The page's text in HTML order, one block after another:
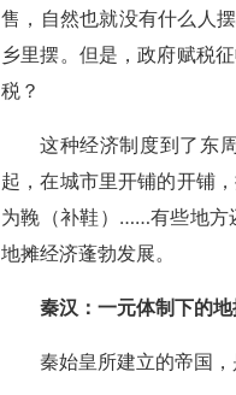
售，自然也就没有什么人
乡里摆。但是，政府赋税
税？
这种经济制度到了东
起，在城市里开铺的开铺
为鞔（补鞋）……有些地方
地摊经济蓬勃发展。
秦汉：一元体制下的
秦始皇所建立的帝国